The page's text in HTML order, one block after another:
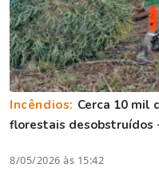
Incêndios: Cerca 10 mil
florestais desobstruídos
8/05/2026 às 15:42